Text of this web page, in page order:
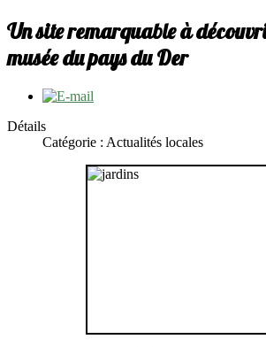
Un site remarquable à
musée du pays du Der
Détails
Catégorie : Actualités locales